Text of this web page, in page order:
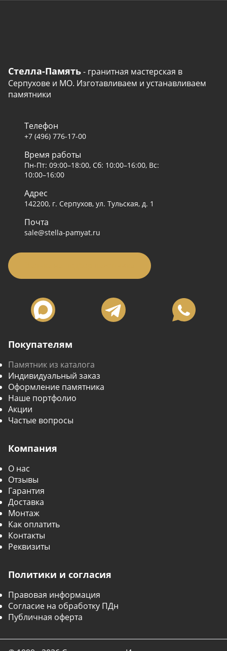
Стелла-Память- гранитная мастерская в
Серпухове и МО. Изготавливаем и устанавливаем
памятники
Покупателям
Памятник из каталога
Индивидуальный заказ
Оформление памятника
Наше портфолио
Акции
Частые вопросы
Компания
О нас
Отзывы
Гарантия
Доставка
Монтаж
Как оплатить
Контакты
Реквизиты
Политики и согласия
Правовая информация
Согласие на обработку ПДн
Публичная оферта
Телефон
+7 (496) 776-17-00
Время работы
Пн-Пт: 09:00–18:00, Сб: 10:00–16:00, Вс:
10:00–16:00
Адрес
142200, г. Серпухов, ул. Тульская, д. 1
Почта
sale@stella-pamyat.ru